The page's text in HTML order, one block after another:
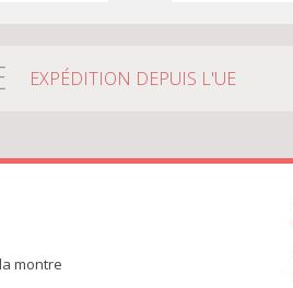
EXPÉDITION DEPUIS L'UE
montre